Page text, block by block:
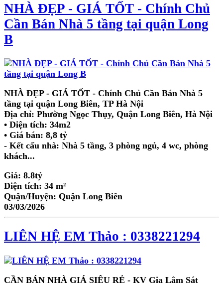
NHÀ ĐẸP - GIÁ TỐT - Chính Chủ
Cần Bán Nhà 5 tầng tại quận Long
B
NHÀ ĐẸP - GIÁ TỐT - Chính Chủ Cần Bán Nhà 5
tầng tại quận Long Biên, TP Hà Nội
Địa chỉ: Phường Ngọc Thụy, Quận Long Biên, Hà Nội
• Diện tích: 34m2
• Giá bán: 8,8 tỷ
- Kết cấu nhà: Nhà 5 tầng, 3 phòng ngủ, 4 wc, phòng
khách...
Giá: 8.8tỷ
Diện tích: 34 m²
Quận/Huyện: Quận Long Biên
03/03/2026
LIÊN HỆ EM Thảo : 0338221294
CẦN BÁN NHÀ GIÁ SIÊU RẺ - KV Gia Lâm Sát